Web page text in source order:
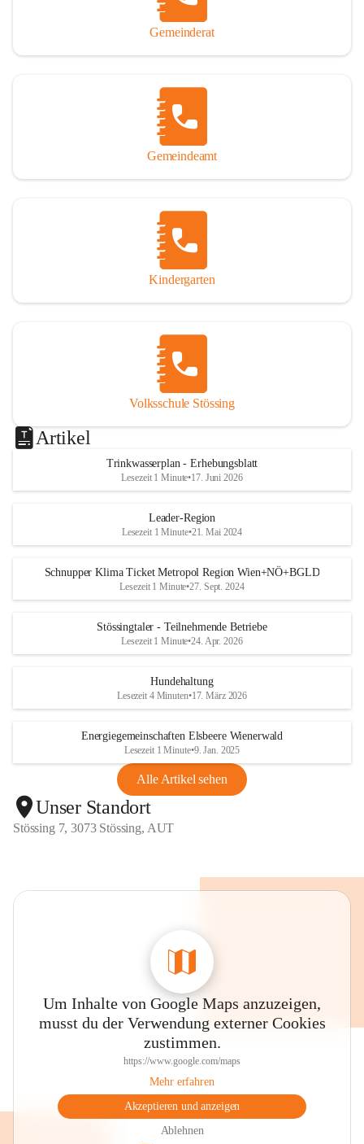
Gemeinderat
Gemeindeamt
Kindergarten
Volksschule Stössing
Artikel
Trinkwasserplan - Erhebungsblatt
Lesezeit 1 Minute•17. Juni 2026
Leader-Region
Lesezeit 1 Minute•21. Mai 2024
Schnupper Klima Ticket Metropol Region Wien+NÖ+BGLD
Lesezeit 1 Minute•27. Sept. 2024
Stössingtaler - Teilnehmende Betriebe
Lesezeit 1 Minute•24. Apr. 2026
Hundehaltung
Lesezeit 4 Minuten•17. März 2026
Energiegemeinschaften Elsbeere Wienerwald
Lesezeit 1 Minute•9. Jan. 2025
Alle Artikel sehen
Unser Standort
Stössing 7, 3073 Stössing, AUT
Um Inhalte von Google Maps anzuzeigen,
musst du der Verwendung externer Cookies
zustimmen.
https://www.google.com/maps
Mehr erfahren
Akzeptieren und anzeigen
Ablehnen